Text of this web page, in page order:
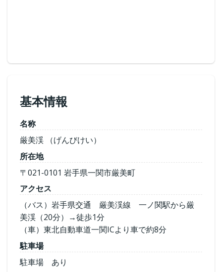
基本情報
名称
厳美渓 （げんびけい）
所在地
〒021-0101 岩手県一関市厳美町
アクセス
（バス）岩手県交通 厳美渓線 一ノ関駅から厳
美渓（20分）→徒歩1分
（車）東北自動車道一関ICより車で約8分
駐車場
駐車場 あり